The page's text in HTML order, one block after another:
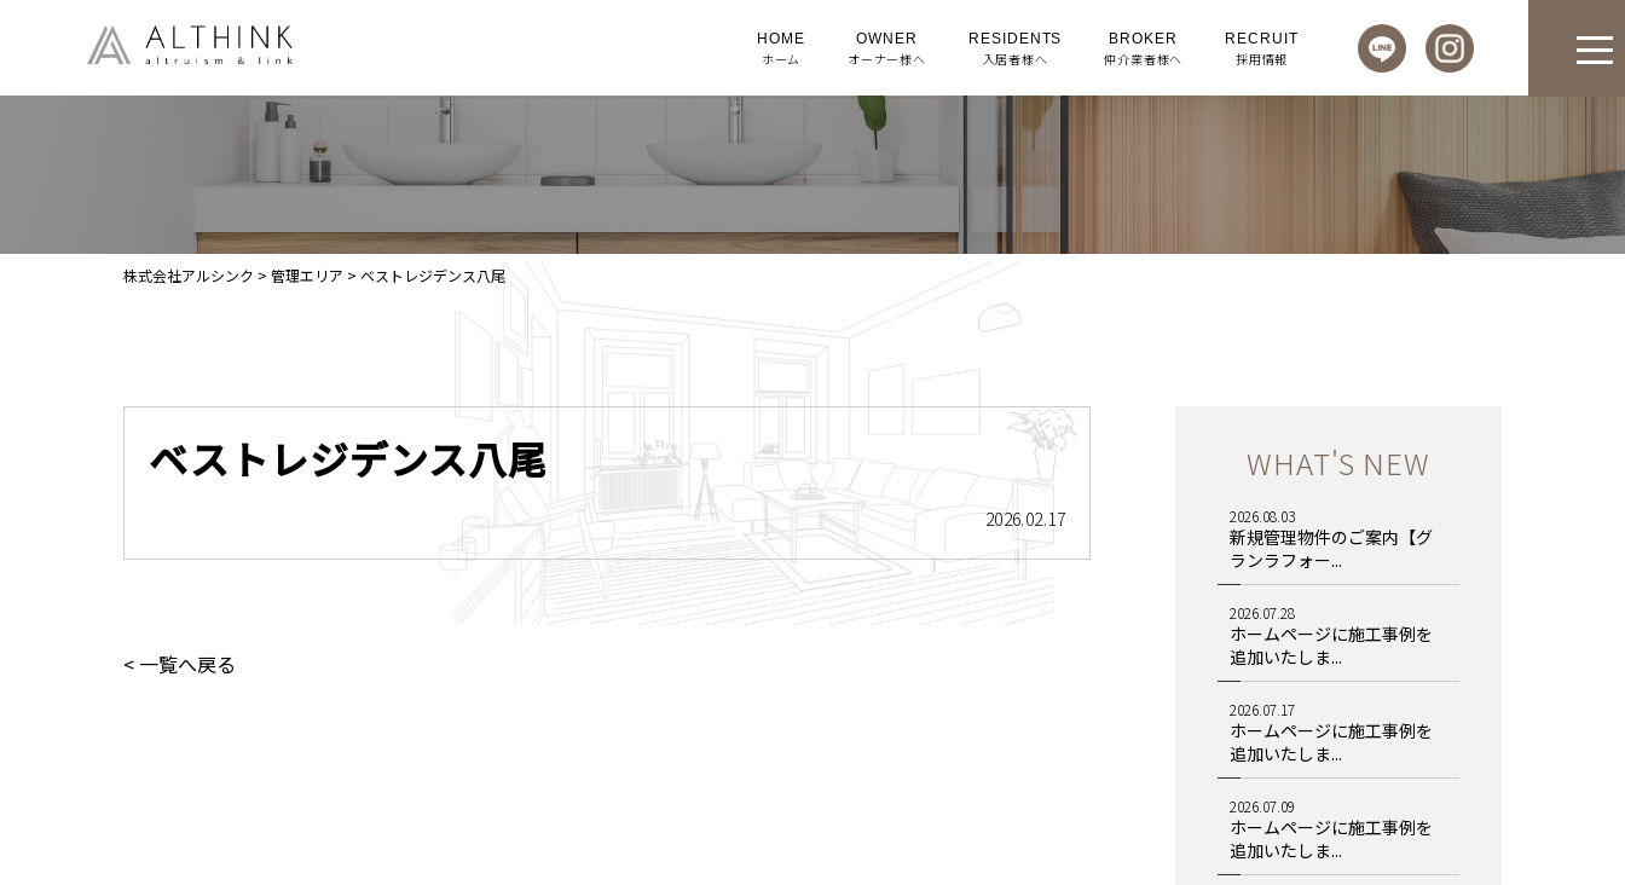
HOME
ホーム
OWNER
オーナー様へ
RESIDENTS
入居者様へ
BROKER
仲介業者様へ
RECRUIT
採用情報
株式会社アルシンク > 管理エリア > ベストレジデンス八尾
ベストレジデンス八尾
2026.02.17
< 一覧へ戻る
WHAT'S NEW
2026.08.03
新規管理物件のご案内【グ
ランラフォー...
2026.07.28
ホームページに施工事例を
追加いたしま...
2026.07.17
ホームページに施工事例を
追加いたしま...
2026.07.09
ホームページに施工事例を
追加いたしま...